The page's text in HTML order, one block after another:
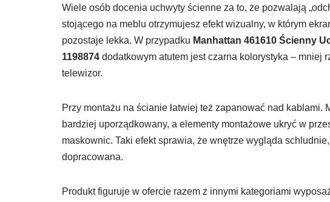
Wiele osób docenia uchwyty ścienne za to, że pozwalają
stojącego na meblu otrzymujesz efekt wizualny, w którym
pozostaje lekka. W przypadku Manhattan 461610 Ścienny
1198874 dodatkowym atutem jest czarna kolorystyka – mniej
telewizor.
Przy montażu na ścianie łatwiej też zapanować nad
bardziej uporządkowany, a elementy montażowe ukryć w
maskownic. Taki efekt sprawia, że wnętrze wygląda
dopracowana.
Produkt figuruje w ofercie razem z innymi kategoriami